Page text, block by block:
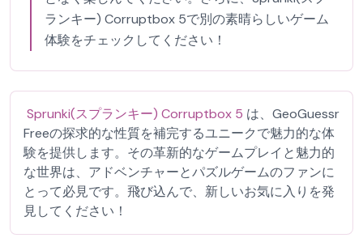
ランキー) Corruptbox 5で別の素晴らしいゲーム
体験をチェックしてください！
Sprunki(スプランキー) Corruptbox 5 は、GeoGuessr
Freeの探求的な性質を補完するユニークで魅力的な体
験を提供します。その革新的なゲームプレイと魅力的
な世界は、アドベンチャーとパズルゲームのファンに
とって必見です。飛び込んで、新しいお気に入りを発
見してください！